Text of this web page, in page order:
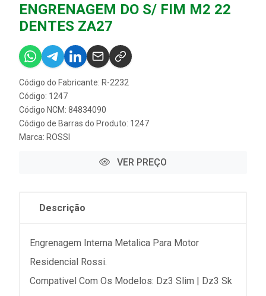
ENGRENAGEM DO S/ FIM M2 22
DENTES ZA27
Código do Fabricante: R-2232
Código: 1247
Código NCM: 84834090
Código de Barras do Produto: 1247
Marca: ROSSI
VER PREÇO
Descrição
Engrenagem Interna Metalica Para Motor
Residencial Rossi.
Compativel Com Os Modelos: Dz3 Slim | Dz3 Sk